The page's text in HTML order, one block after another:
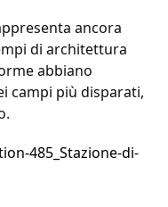
ancora
di architettura
abbiano
campi più disparati,
485_Stazione-di-